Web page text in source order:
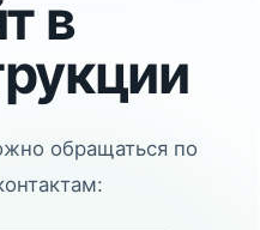
в
обращаться по